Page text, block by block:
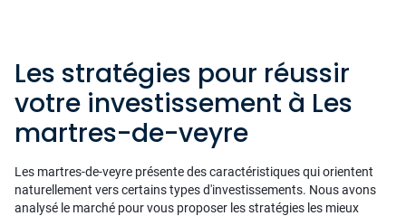
Les stratégies pour réussir
votre investissement à Les
martres-de-veyre
Les martres-de-veyre présente des caractéristiques qui orientent
naturellement vers certains types d'investissements. Nous avons
analysé le marché pour vous proposer les stratégies les mieux